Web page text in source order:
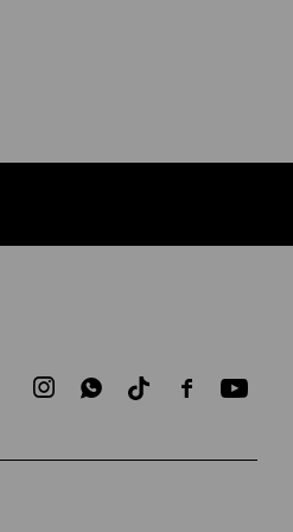

 